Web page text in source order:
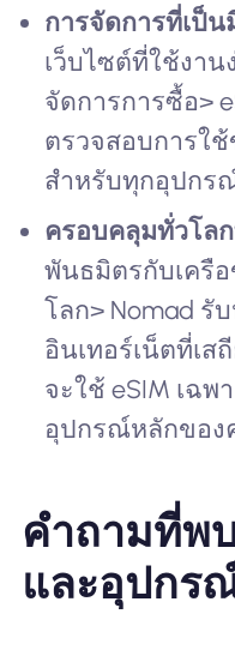
การจัดการที่เป็
เว็บไซต์ที่ใช้งาน
จัดการการซื้อ>
ตรวจสอบการใช้
สำหรับทุกอุปกร
ครอบคลุมทั่วโล
พันธมิตรกับเครื
โลก> Nomad รั
อินเทอร์เน็ตที่เส
จะใช้ eSIM เฉพ
อุปกรณ์หลักขอ
คำถามที่พ
และอุปกร